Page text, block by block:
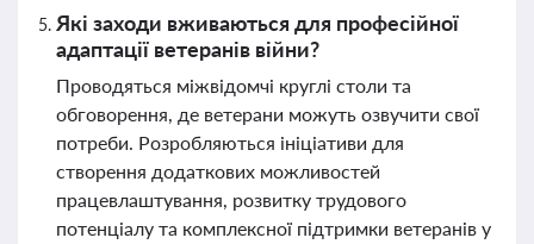
Які заходи вживаються для професійної
адаптації ветеранів війни?
Проводяться міжвідомчі круглі столи та
обговорення, де ветерани можуть озвучити свої
потреби. Розробляються ініціативи для
створення додаткових можливостей
працевлаштування, розвитку трудового
потенціалу та комплексної підтримки ветеранів у